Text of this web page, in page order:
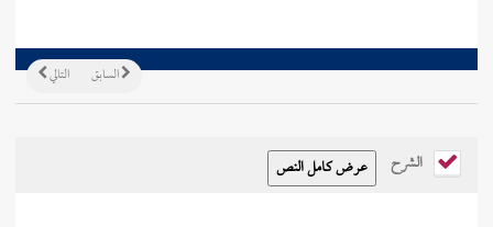
التالي السابق
الشرح